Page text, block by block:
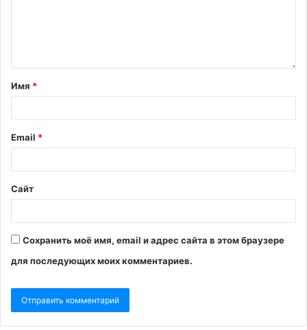
Имя *
Email *
Сайт
Сохранить моё имя, email и адрес сайта в этом браузере
для последующих моих комментариев.